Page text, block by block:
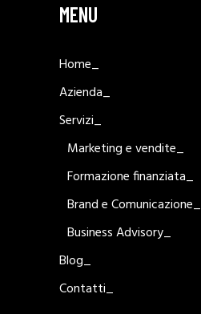
MENU
Home_
Azienda_
Servizi_
Marketing e vendite_
Formazione finanziata_
Brand e Comunicazione_
Business Advisory_
Blog_
Contatti_